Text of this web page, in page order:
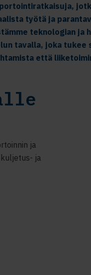
työtä ja
teknologian ja
tavalla, joka tukee
että
ja
ja